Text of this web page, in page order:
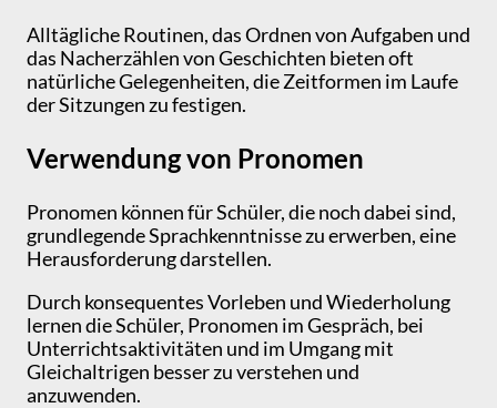
Alltägliche Routinen, das Ordnen von Aufgaben und
das Nacherzählen von Geschichten bieten oft
natürliche Gelegenheiten, die Zeitformen im Laufe
der Sitzungen zu festigen.
Verwendung von Pronomen
Pronomen können für Schüler, die noch dabei sind,
grundlegende Sprachkenntnisse zu erwerben, eine
Herausforderung darstellen.
Durch konsequentes Vorleben und Wiederholung
lernen die Schüler, Pronomen im Gespräch, bei
Unterrichtsaktivitäten und im Umgang mit
Gleichaltrigen besser zu verstehen und
anzuwenden.